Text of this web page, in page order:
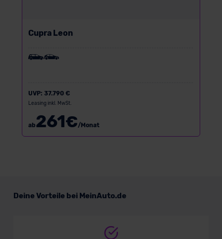
Cupra Leon
UVP: 37.790 €
Leasing inkl. MwSt.
ab261€/Monat
Deine Vorteile bei MeinAuto.de